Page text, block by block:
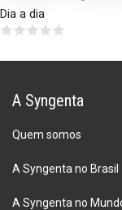
Dia a dia
A Syngenta
Quem somos
A Syngenta no Brasil
A Syngenta no